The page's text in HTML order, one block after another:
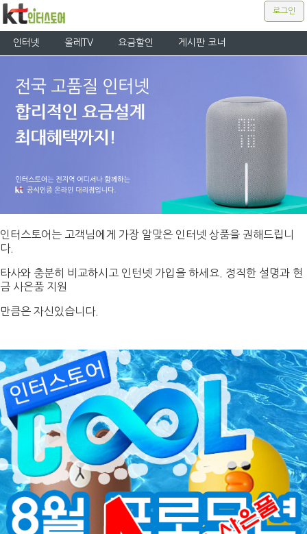
로그인
인터넷 올레TV 요금할인 게시판 코너
인터스토어는 고객님에게 가장 알맞은 인터넷 상품을 권해드립니
다.
타사와 충분히 비교하시고 인턴넷 가입을 하세요. 정직한 설명과 현
금 사은품 지원
만큼은 자신있습니다.